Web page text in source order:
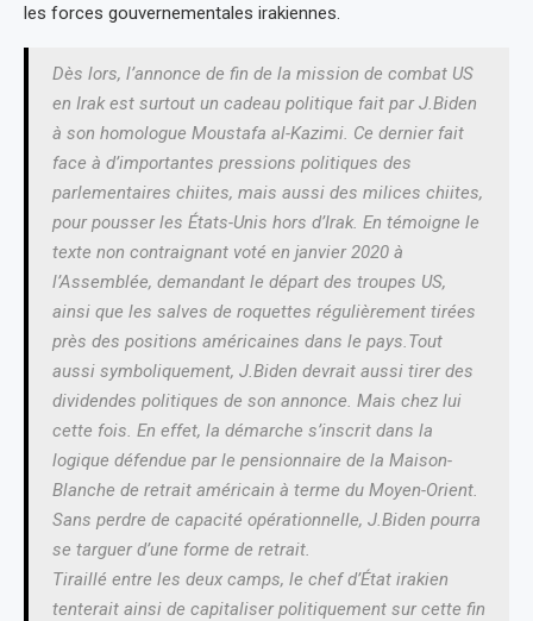
les forces gouvernementales irakiennes.
Dès lors, l’annonce de fin de la mission de combat US
en Irak est surtout un cadeau politique fait par J.Biden
à son homologue Moustafa al-Kazimi. Ce dernier fait
face à d’importantes pressions politiques des
parlementaires chiites, mais aussi des milices chiites,
pour pousser les États-Unis hors d’Irak. En témoigne le
texte non contraignant voté en janvier 2020 à
l’Assemblée, demandant le départ des troupes US,
ainsi que les salves de roquettes régulièrement tirées
près des positions américaines dans le pays.Tout
aussi symboliquement, J.Biden devrait aussi tirer des
dividendes politiques de son annonce. Mais chez lui
cette fois. En effet, la démarche s’inscrit dans la
logique défendue par le pensionnaire de la Maison-
Blanche de retrait américain à terme du Moyen-Orient.
Sans perdre de capacité opérationnelle, J.Biden pourra
se targuer d’une forme de retrait.
Tiraillé entre les deux camps, le chef d’État irakien
tenterait ainsi de capitaliser politiquement sur cette fin